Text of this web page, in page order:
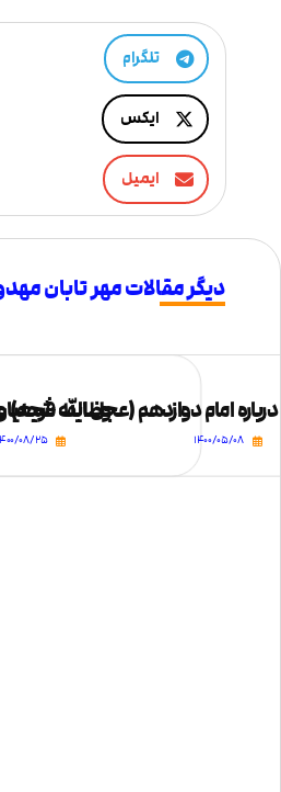
تلگرام
ایکس
ایمیل
دیگر مقالات مهر تابان
وظایف شیعیان
۱۴۰۰/۰۸/
امام دوازدهم (عجل الله فرجه)
۱۴۰۰/۰۵/۰۸